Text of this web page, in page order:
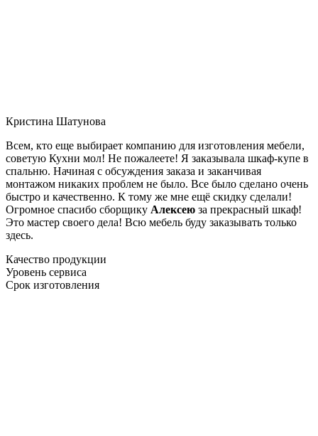
Кристина Шатунова
Всем, кто еще выбирает компанию для изготовления мебели,
советую Кухни мол! Не пожалеете! Я заказывала шкаф-купе в
спальню. Начиная с обсуждения заказа и заканчивая
монтажом никаких проблем не было. Все было сделано очень
быстро и качественно. К тому же мне ещё скидку сделали!
Огромное спасибо сборщику Алексею за прекрасный шкаф!
Это мастер своего дела! Всю мебель буду заказывать только
здесь.
Качество продукции
Уровень сервиса
Срок изготовления